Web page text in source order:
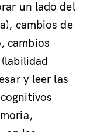
un lado del
cambios de
cambios
y leer las